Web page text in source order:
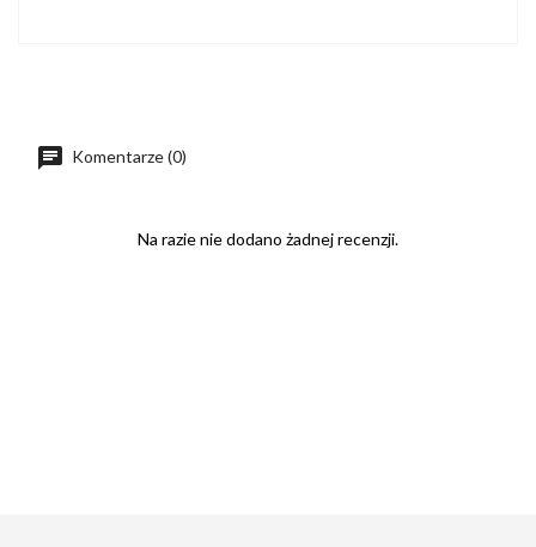
Komentarze (0)
Na razie nie dodano żadnej recenzji.